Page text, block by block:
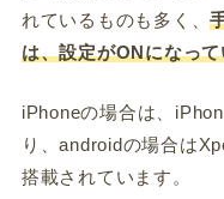
れているものも多く、
は、設定がONになっ
iPhoneの場合は、
り、androidの場合は
搭載されています。